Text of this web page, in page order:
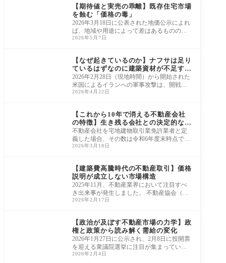
【期待値と実売の乖離】既存住宅市場
を蝕む「価格の毒」
2026年3月18日に公表された地価公示によれ
ば、地域や用途によって差はあるものの三
大都市圏では上昇幅が拡大し、地方圏でも
2026年5月7日
【なぜ起きているのか】ナフサは足り
ているはずなのに建築資材が不足する
理由
2026年2月28日（現地時間）から開始された
米国によるイランへの軍事攻撃は、開戦か
ら約2か月を経過した執筆時点においても、
2026年4月22日
【これから10年で消える不動産会社
の特徴】生き残る会社との決定的な違
い
不動産会社を宅地建物取引業免許業者と定
義した場合、その数は令和6年度末時点で13
2,291業者となり、過去20年間で最高の件数
2026年3月18日
【建築費高騰時代の不動産取引】価格
説明が成立しない市場構造
2025年11月、不動産業界において注目すべ
き出来事が発生しました。 不動産協会（東
京・千代田区）が日本建設業連合会（東
2026年2月17日
【政治が及ぼす不動産市場の力学】政
権と政策から読み解く需給の変化
2026年1月27日に公示され、2月8日に投開票
を迎える衆議院選挙に注目が集まっていま
す。 「人々の生活に直結する予算編成を優
2026年2月4日